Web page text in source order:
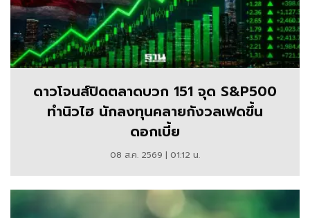
ดาวโจนส์ปิดตลาดบวก 151 จุด S&P500
ทำนิวไฮ นักลงทุนคลายกังวลเฟดขึ้น
ดอกเบี้ย
08 ส.ค. 2569 | 01:12 น.